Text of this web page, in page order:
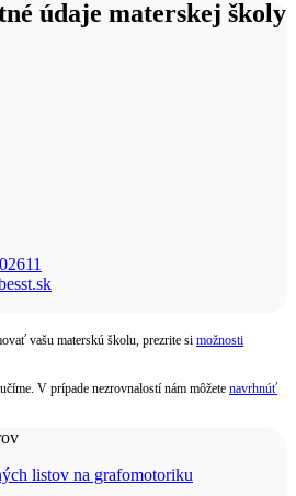
údaje materskej školy
vašu materskú školu, prezrite si možnosti
V prípade nezrovnalostí nám môžete navrhnúť